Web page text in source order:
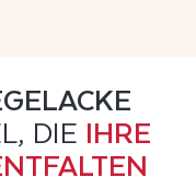
DIE IHRE